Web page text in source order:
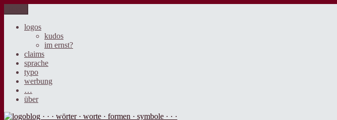
Inhalt
springen
logoblog · · · wörter · worte · formen · symbole · · ·
der blog über sprache, design und werbung.
logos
kudos
im ernst?
claims
sprache
typo
werbung
…
über